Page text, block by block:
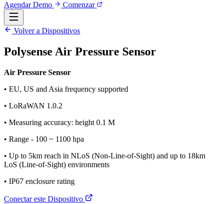
Agendar Demo
Comenzar
Volver a Dispositivos
Polysense Air Pressure Sensor
Air Pressure Sensor
• EU, US and Asia frequency supported
• LoRaWAN 1.0.2
• Measuring accuracy: height 0.1 M
• Range - 100 ~ 1100 hpa
• Up to 5km reach in NLoS (Non-Line-of-Sight) and up to 18km
LoS (Line-of-Sight) environments
• IP67 enclosure rating
Conectar este Dispositivo